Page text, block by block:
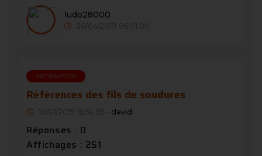
ludo28000
26/04/2019 06:01:00
INFORMATION
Références des fils de soudures
10/01/2019 16:54:59 - david
Réponses : 0
Affichages : 251